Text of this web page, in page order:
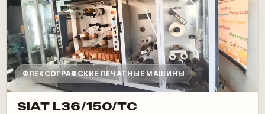
ФЛЕКСОГРАФСКИЕ ПЕЧАТНЫЕ МАШИНЫ
SIAT L36/150/TC